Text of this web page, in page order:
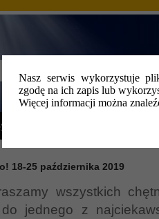
Nasz serwis wykorzystuje
zgodę na ich zapis lub
Więcej informacji można
i szkolenia
18-25 października 2019
wszystkich
jednego z